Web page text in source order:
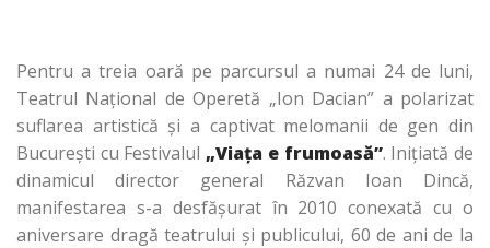
Pentru a treia oară pe parcursul a numai 24 de luni,
Teatrul Naţional de Operetă „Ion Dacian” a polarizat
suflarea artistică şi a captivat melomanii de gen din
Bucureşti cu Festivalul „Viaţa e frumoasă”. Iniţiată de
dinamicul director general Răzvan Ioan Dincă,
manifestarea s-a desfăşurat în 2010 conexată cu o
aniversare dragă teatrului şi publicului, 60 de ani de la